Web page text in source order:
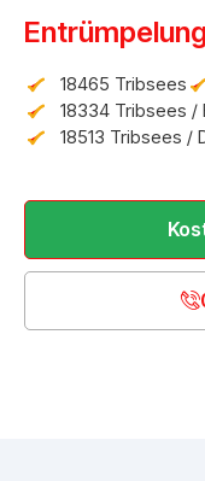
18465 Tribsees
18334 Tribsees /
18513 Tribsees /